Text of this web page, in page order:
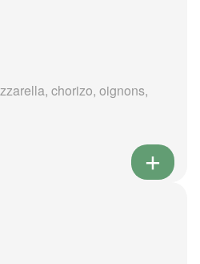
chorizo, oignons,